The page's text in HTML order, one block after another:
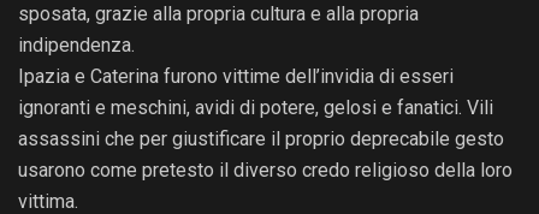
sposata, grazie alla propria cultura e alla propria
indipendenza.
Ipazia e Caterina furono vittime dell’invidia di esseri
ignoranti e meschini, avidi di potere, gelosi e fanatici. Vili
assassini che per giustificare il proprio deprecabile gesto
usarono come pretesto il diverso credo religioso della loro
vittima.